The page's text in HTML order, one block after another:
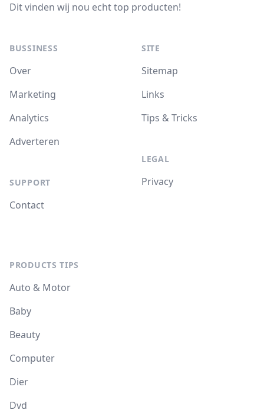
Dit vinden wij nou echt top producten!
BUSSINESS
Over
Marketing
Analytics
Adverteren
SUPPORT
Contact
SITE
Sitemap
Links
Tips & Tricks
LEGAL
Privacy
PRODUCTS TIPS
Auto & Motor
Baby
Beauty
Computer
Dier
Dvd